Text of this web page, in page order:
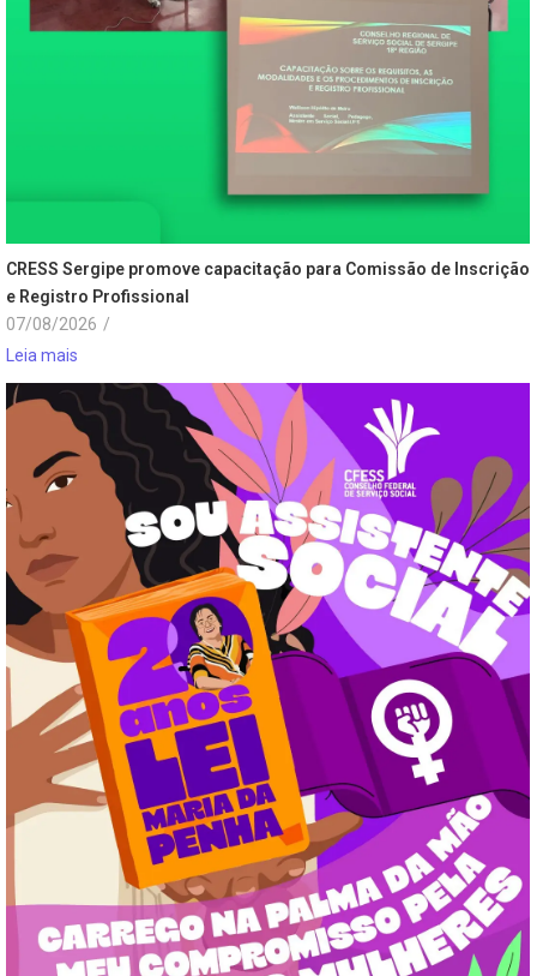
CRESS Sergipe promove capacitação para Comissão de Inscrição
e Registro Profissional
07/08/2026 /
Leia mais